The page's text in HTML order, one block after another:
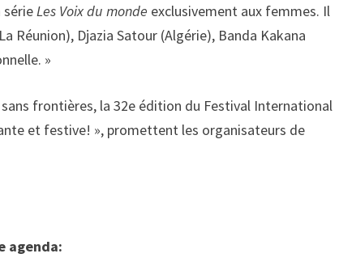
sérieLes Voix du monde exclusivement aux femmes. Il
Réunion), Djazia Satour (Algérie), Banda Kakana
»
frontières, la 32e édition du Festival International
et festive! », promettent les organisateurs de
agenda: